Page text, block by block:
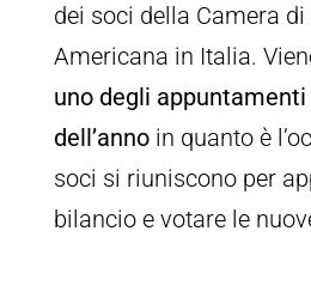
dei soci della Camera
Americana in Italia.
uno degli
dell’annoin quanto è
soci si riuniscono per
bilancio e votare le